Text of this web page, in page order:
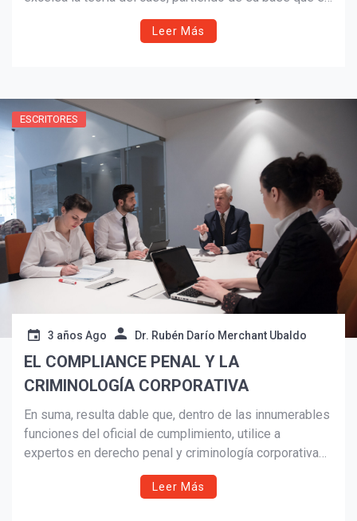
¡Suscríbete y Vive la
Experiencia!
Suscribír
Leer Más
ESCRITORES
3 años Ago Dr. Rubén Darío Merchant Ubaldo
EL COMPLIANCE PENAL Y LA
CRIMINOLOGÍA CORPORATIVA
En suma, resulta dable que, dentro de las innumerables
funciones del oficial de cumplimiento, utilice a
expertos en derecho penal y criminología corporativa
cuando se trate de delitos y como prevenirlos.
Leer Más